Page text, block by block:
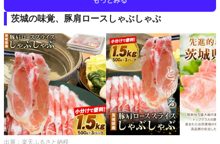
茨城の味覚、豚肩ロースしゃぶしゃぶ
出展： 楽天ふるさと納税